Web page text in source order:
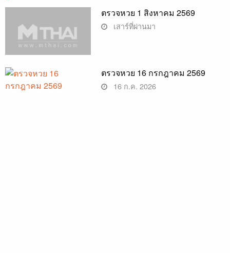
ตรวจหวย 1 สิงหาคม 2569
เสาร์ที่ผ่านมา
ตรวจหวย 16 กรกฎาคม 2569
16 ก.ค. 2026